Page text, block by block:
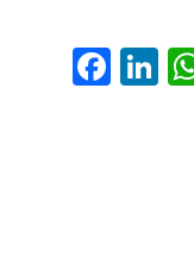
Fa
ce
Li
nk